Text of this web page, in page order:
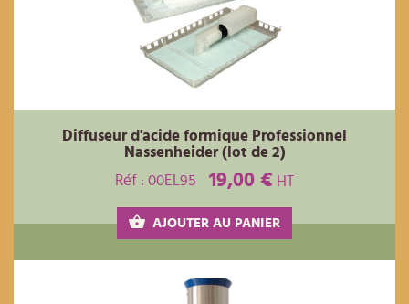
Diffuseur d'acide formique Professionnel
Nassenheider (lot de 2)
Réf : 00EL95
19,00 € HT
AJOUTER AU PANIER